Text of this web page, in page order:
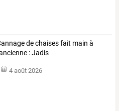
de chaises fait main à
: Jadis
4 août 2026